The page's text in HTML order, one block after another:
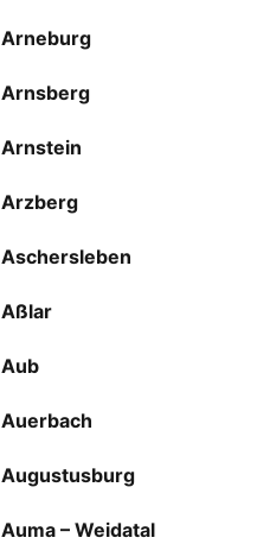
Arneburg
Arnsberg
Arnstein
Arzberg
Aschersleben
Aßlar
Aub
Auerbach
Augustusburg
Auma – Weidatal